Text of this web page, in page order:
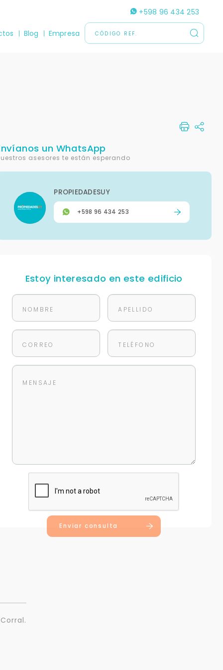
+598 96 434 253
Blog Empresa
un WhatsApp
asesores te están esperando
PROPIEDADESUY
+598 96 434 253
Estoy interesado en este edificio
Enviar consulta